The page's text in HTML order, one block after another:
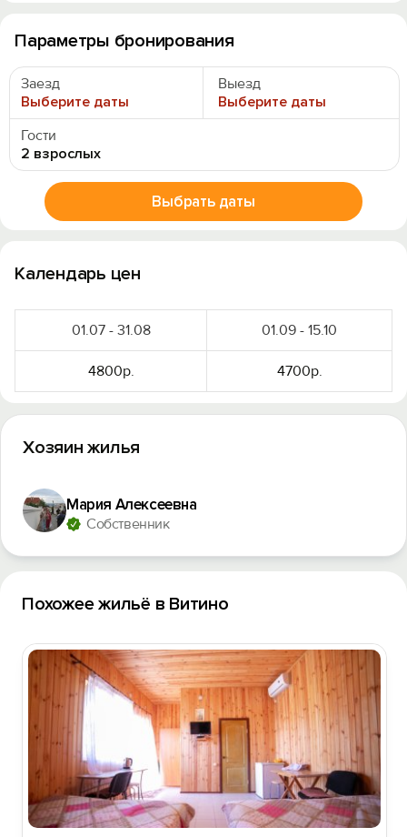
Параметры бронирования
Заезд
Выберите даты
Выезд
Выберите даты
Гости
2 взрослых
Выбрать даты
Календарь цен
01.07 - 31.08 01.09 - 15.10
4800р. 4700р.
Хозяин жилья
Мария Алексеевна
Собственник
Похожее жильё в Витино
Вход на сайт
Войти или Зарегистрироваться